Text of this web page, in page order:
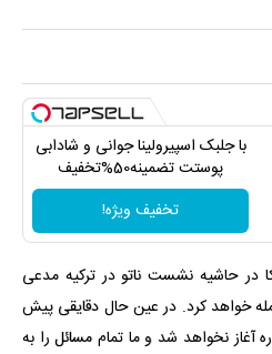
با جلبک اسپیرولینا جوانی و شادابی
پوستت تضمینه50%تخفیف
تخفیف ویژه!
در حاشیه نشست ناتو در ترکیه مدعی
خواهد کرد. در عین حال دقایقی پیش
آغاز نخواهد شد و ما تمام مسائل را به